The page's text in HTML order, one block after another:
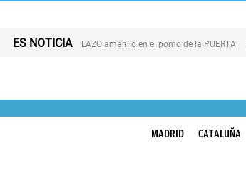
ES NOTICIA LAZO amarillo en el pomo de la PUERTA
MADRID CATALUÑA